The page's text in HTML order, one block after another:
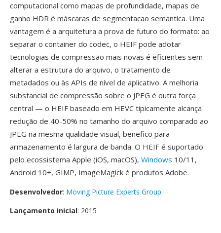
computacional como mapas de profundidade, mapas de
ganho HDR é máscaras de segmentacao semantica. Uma
vantagem é a arquitetura a prova de futuro do formato: ao
separar o container do codec, o HEIF pode adotar
tecnologias de compressão mais novas é eficientes sem
alterar a estrutura do arquivo, o tratamento de
metadados ou às APIs de nível de aplicativo. A melhoria
substancial de compressão sobre o JPEG é outra força
central — o HEIF baseado em HEVC tipicamente alcança
redução de 40-50% no tamanho do arquivo comparado ao
JPEG na mesma qualidade visual, benefico para
armazenamento é largura de banda. O HEIF é suportado
pelo ecossistema Apple (iOS, macOS), Windows 10/11,
Android 10+, GIMP, ImageMagick é produtos Adobe.
Desenvolvedor: Moving Picture Experts Group
Lançamento inicial: 2015